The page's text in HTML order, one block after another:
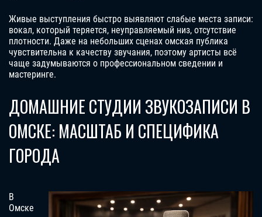
Живые выступления быстро выявляют слабые места записи:
вокал, который теряется, неуправляемый низ, отсутствие
плотности. Даже на небольших сценах омская публика
чувствительна к качеству звучания, поэтому артисты всё
чаще задумываются о профессиональном сведении и
мастеринге.
ДОМАШНИЕ СТУДИИ ЗВУКОЗАПИСИ В
ОМСКЕ: МАСШТАБ И СПЕЦИФИКА
ГОРОДА
В
Омске